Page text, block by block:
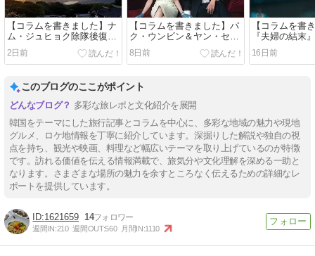
【コラムを書きました】ナ
ム・ジュヒョク除隊後復帰
作 Netflix『トングン』
2日前
【コラムを書きました】パ
ク・ウンビン＆ヤン・セジ
ョン主演『恋は命がけ』見
どころ＆ロケ地紹介
8日前
【コラムを書
『夫婦の結末
ミンの手に汗
悪魔のような
ン
16日前
このブログのここがポイント
多彩な旅レポと文化紹介を展開
韓国をテーマにした旅行記事とコラムを中心に、多彩な地域の魅力や現地
グルメ、ロケ地情報を丁寧に紹介しています。深掘りした解説や独自の視
点を持ち、観光や映画、料理など幅広いテーマを取り上げているのが特徴
です。訪れる価値を伝える情報満載で、旅気分や文化理解を深める一助と
なります。さまざまな場所の魅力を余すところなく伝えるための詳細なレ
ポートを提供しています。
1621659 14
週間IN:210 週間OUT:560 月間IN:1110